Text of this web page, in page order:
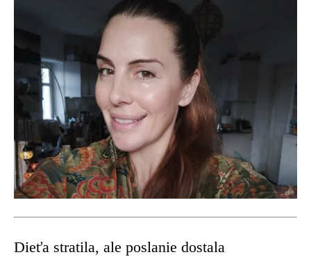
Dieťa stratila, ale poslanie dostala